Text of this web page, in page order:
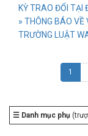
KỲ TRAO ĐỔI TẠI
» THÔNG BÁO VỀ
TRƯỜNG LUẬT
1
☰ Danh mục phụ